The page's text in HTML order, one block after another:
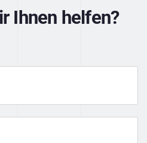
Ihnen helfen?